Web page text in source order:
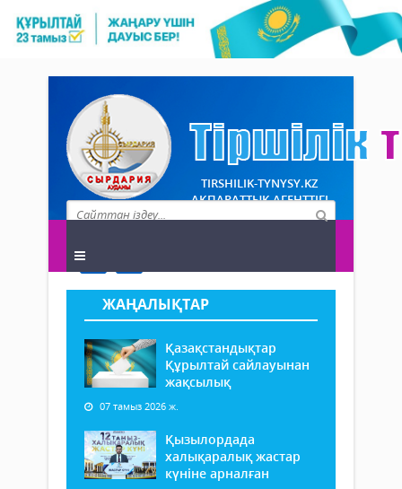
TIRSHILIK-TYNYSY.KZ
АҚПАРАТТЫҚ АГЕНТТІГІ
ЖАҢАЛЫҚТАР
Қазақстандықтар
Құрылтай сайлауынан
жақсылық
07 тамыз 2026 ж.
Қызылордада
халықаралық жастар
күніне арналған